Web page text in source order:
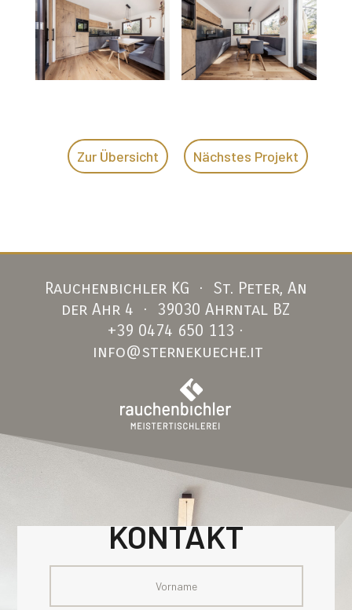
Zur Übersicht Nächstes Projekt
Rauchenbichler KG · St. Peter, An
der Ahr 4 · 39030 Ahrntal BZ
+39 0474 650 113 ·
info@sternekueche.it
KONTAKT